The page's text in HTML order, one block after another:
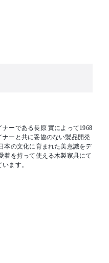
ーである長原 實によって1968
ーと共に妥協のない製品開発
本の文化に育まれた美意識をデ
着を持って使える木製家具にて
ます。